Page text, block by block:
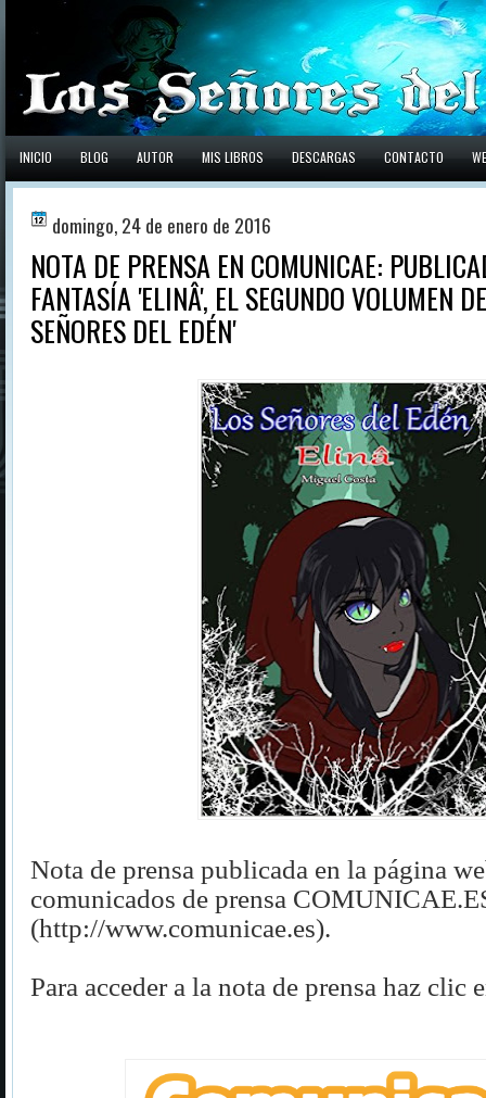
INICIO BLOG AUTOR MIS LIBROS DESCARGAS CONTACTO
domingo, 24 de enero de 2016
NOTA DE PRENSA EN COMUNICAE:
FANTASÍA 'ELINÂ', EL SEGUNDO VOLUMEN
SEÑORES DEL EDÉN'
Nota de prensa publicada en la página
comunicados de prensa
(http://www.comunicae.es).
Para acceder a la nota de prensa haz clic